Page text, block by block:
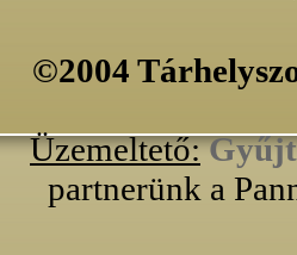
©2004
Üzemeltető:
partnerünk a